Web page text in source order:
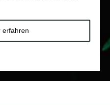
erfahren